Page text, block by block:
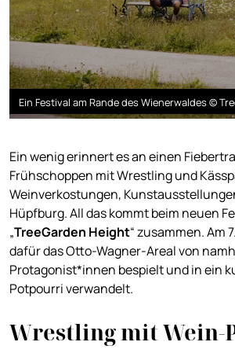
Ein Festival am Rande des Wienerwaldes ©
Ein wenig erinnert es an einen
Frühschoppen mit Wrestling und
Weinverkostungen,
Hüpfburg. All das kommt beim neuen
„TreeGarden Height“ zusammen. Am
dafür das Otto-Wagner-Areal von
Protagonist*innen bespielt und in ein
Potpourri verwandelt.
Wrestling mit Wein-